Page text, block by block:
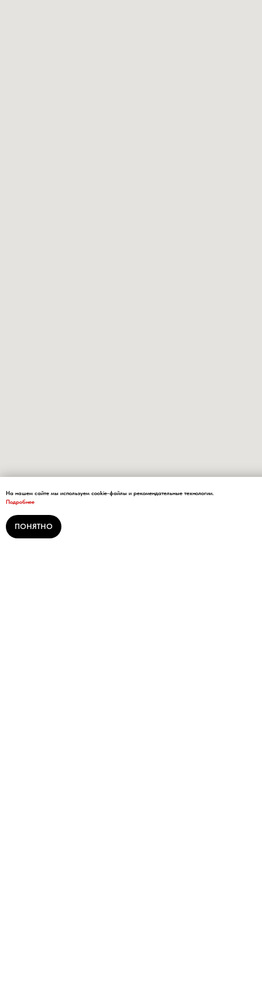
На нашем сайте мы используем cookie-файлы и рекомендательные технологии.
Подробнее
ПОНЯТНО